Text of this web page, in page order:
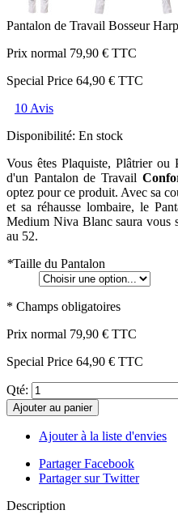
Pantalon de Travail Bosseur
Prix normal 79,90 € TTC
Special Price 64,90 € TTC
10 Avis
Disponibilité: En stock
Vous êtes Plaquiste, Plâtrier ou
d'un Pantalon de Travail
optez pour ce produit. Avec sa
et sa réhausse lombaire, le
Medium Niva Blanc saura vous
au 52.
*Taille du Pantalon
* Champs obligatoires
Prix normal 79,90 € TTC
Special Price 64,90 € TTC
Qté:
Ajouter au panier
Ajouter à la liste d'envies
Partager Facebook
Partager sur Twitter
Description